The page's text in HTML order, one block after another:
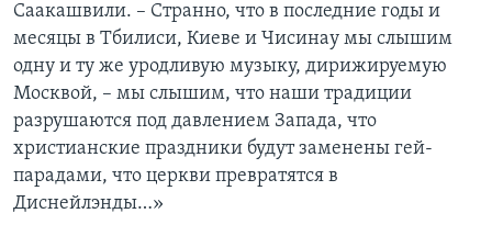
Саакашвили. – Странно, что в последние годы и
месяцы в Тбилиси, Киеве и Чисинау мы слышим
одну и ту же уродливую музыку, дирижируемую
Москвой, – мы слышим, что наши традиции
разрушаются под давлением Запада, что
христианские праздники будут заменены гей-
парадами, что церкви превратятся в
Диснейлэнды…»